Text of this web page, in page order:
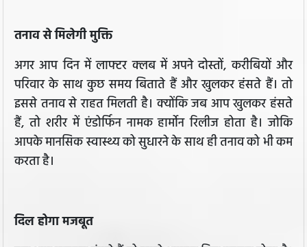
तनाव से मिलेगी मुक्ति
अगर आप दिन में लाफ्टर क्लब में अपने दोस्तों, करीबियों और
परिवार के साथ कुछ समय बिताते हैं और खुलकर हंसते हैं। तो
इससे तनाव से राहत मिलती है। क्योंकि जब आप खुलकर हंसते
हैं, तो शरीर में एंडोर्फिन नामक हार्मोन रिलीज होता है। जोकि
आपके मानसिक स्वास्थ्य को सुधारने के साथ ही तनाव को भी कम
करता है।
दिल होगा मजबूत